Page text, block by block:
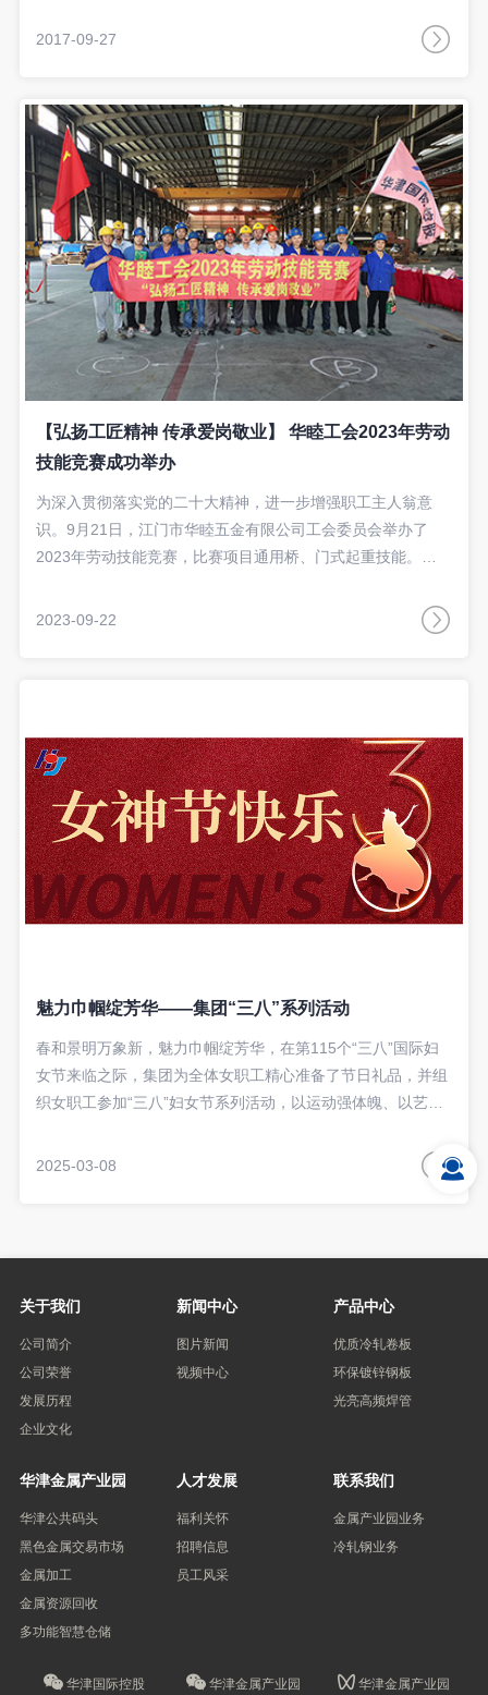
2017-09-27
【弘扬工匠精神 传承爱岗敬业】 华睦工会2023年劳动
技能竞赛成功举办
为深入贯彻落实党的二十大精神，进一步增强职工主人翁意
识。9月21日，江门市华睦五金有限公司工会委员会举办了
2023年劳动技能竞赛，比赛项目通用桥、门式起重技能。
书、奖牌和奖金。
2023-09-22
魅力巾帼绽芳华——集团“三八”系列活动
春和景明万象新，魅力巾帼绽芳华，在第115个“三八”国际妇
女节来临之际，集团为全体女职工精心准备了节日礼品，并组
织女职工参加“三八”妇女节系列活动，以运动强体魄、以艺术
共度健康愉悦的节日时光。
2025-03-08
关于我们
公司简介
公司荣誉
发展历程
企业文化
新闻中心
图片新闻
视频中心
产品中心
优质冷轧卷板
环保镀锌钢板
光亮高频焊管
华津金属产业园
华津公共码头
黑色金属交易市场
金属加工
金属资源回收
多功能智慧仓储
人才发展
福利关怀
招聘信息
员工风采
联系我们
金属产业园业务
冷轧钢业务
华津国际控股 华津金属产业园 华津金属产业园